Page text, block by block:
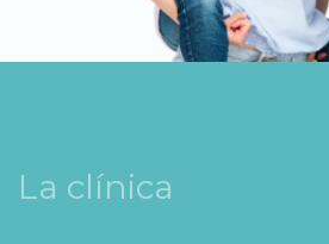
La clínica